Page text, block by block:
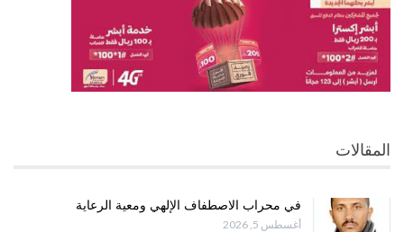
المقالات
في محراب الاصطفاف الإلهي ومعية الرعاية
أغسطس 5, 2026